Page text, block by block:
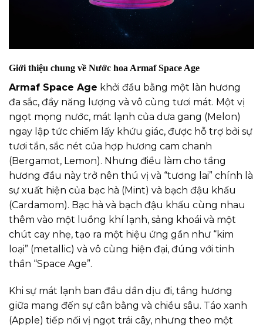
Giới thiệu chung về Nước hoa Armaf Space Age
Armaf Space Age khởi đầu bằng một làn hương
đa sắc, đầy năng lượng và vô cùng tươi mát. Một vị
ngọt mọng nước, mát lạnh của dưa gang (Melon)
ngay lập tức chiếm lấy khứu giác, được hỗ trợ bởi sự
tươi tắn, sắc nét của hợp hương cam chanh
(Bergamot, Lemon). Nhưng điều làm cho tầng
hương đầu này trở nên thú vị và “tương lai” chính là
sự xuất hiện của bạc hà (Mint) và bạch đậu khấu
(Cardamom). Bạc hà và bạch đậu khấu cùng nhau
thêm vào một luồng khí lạnh, sảng khoái và một
chút cay nhẹ, tạo ra một hiệu ứng gần như “kim
loại” (metallic) và vô cùng hiện đại, đúng với tinh
thần “Space Age”.
Khi sự mát lạnh ban đầu dần dịu đi, tầng hương
giữa mang đến sự cân bằng và chiều sâu. Táo xanh
(Apple) tiếp nối vị ngọt trái cây, nhưng theo một